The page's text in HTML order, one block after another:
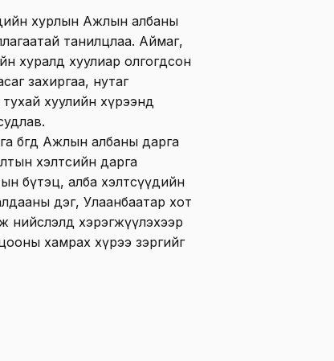
хурлын Ажлын албаны
танилцлаа. Аймаг,
хуралд хуулиар олгогдсон
захиргаа, нутаг
хуулийн хүрээнд
Ажлын албаны дарга
хэлтсийн дарга
бүтэц, алба хэлтсүүдийн
дэг, Улаанбаатар хот
нийслэлд хэрэгжүүлэхээр
хамрах хүрээ зэргийг